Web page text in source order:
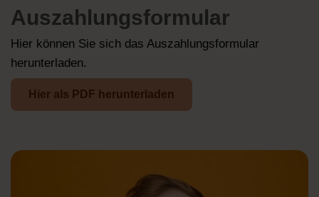
Auszahlungsformular
Hier können Sie sich das Auszahlungsformular
herunterladen.
Hier als PDF herunterladen